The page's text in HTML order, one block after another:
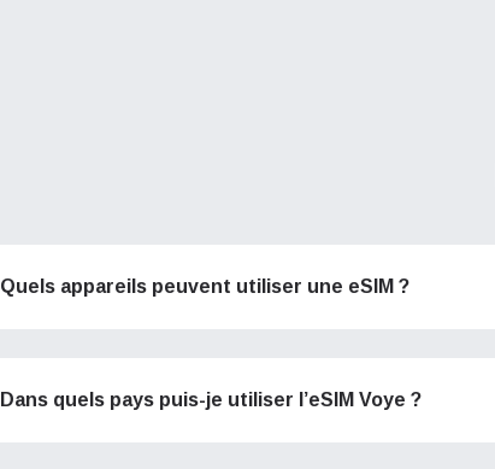
Quels appareils peuvent utiliser une eSIM ?
Dans quels pays puis-je utiliser l’eSIM Voye ?